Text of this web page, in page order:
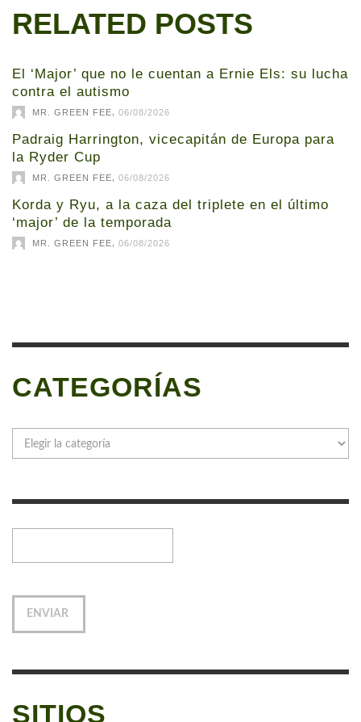
RELATED POSTS
El ‘Major’ que no le cuentan a Ernie Els: su lucha
contra el autismo
MR. GREEN FEE 06/08/2026
Padraig Harrington, vicecapitán de Europa para
la Ryder Cup
MR. GREEN FEE 06/08/2026
Korda y Ryu, a la caza del triplete en el último
‘major’ de la temporada
MR. GREEN FEE 06/08/2026
CATEGORÍAS
SITIOS